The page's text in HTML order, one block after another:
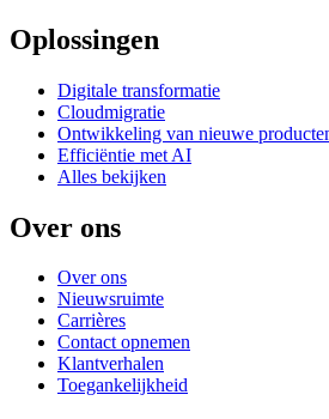
Oplossingen
Digitale transformatie
Cloudmigratie
Ontwikkeling van nieuwe
Efficiëntie met AI
Alles bekijken
Over ons
Over ons
Nieuwsruimte
Carrières
Contact opnemen
Klantverhalen
Toegankelijkheid